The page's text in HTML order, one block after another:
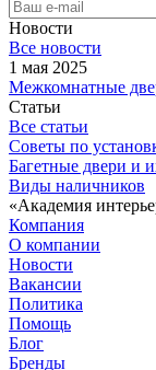
Новости
Все новости
1 мая 2025
Межкомнатные
Статьи
Все статьи
Советы по
Багетные двери и
Виды наличников
«Академия
Компания
О компании
Новости
Вакансии
Политика
Помощь
Блог
Бренды